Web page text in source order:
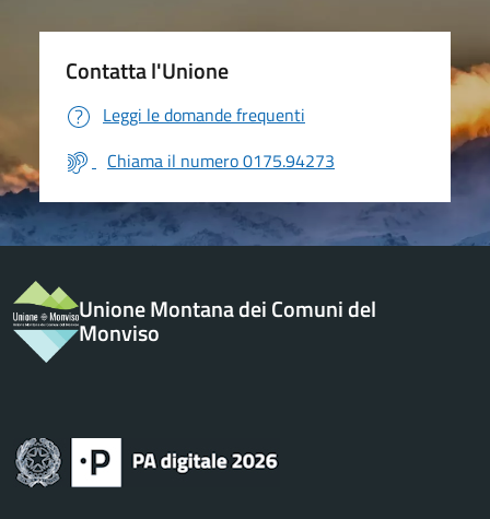
Contatta l'Unione
Leggi le domande frequenti
Chiama il numero 0175.94273
Unione Montana dei Comuni del
Monviso